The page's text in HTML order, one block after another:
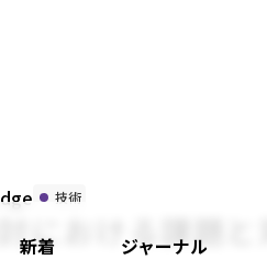
新着 ジャーナル
技術
における課題と